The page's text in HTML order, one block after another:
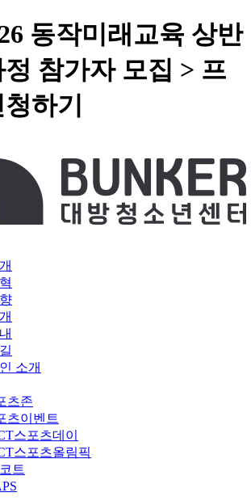
동작미래교육 상반
참가자 모집 > 프
하기
소개
츠존
츠이벤트
스포츠데이
스포츠올림픽
트